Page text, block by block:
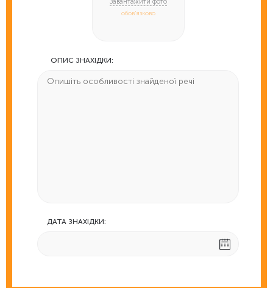
обов'язково
ОПИС ЗНАХІДКИ:
ДАТА ЗНАХІДКИ: